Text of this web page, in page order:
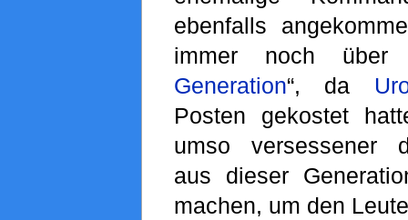
ebenfalls
immer noch
Generation“, da
Posten gekostet
umso versessener
aus dieser
machen, um den